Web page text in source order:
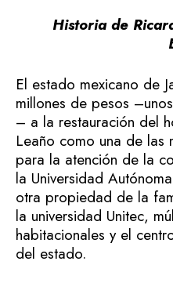
Historia de
El estado mexicano de
millones de pesos
– a la restauración del
Leaño como una de las
para la atención de la
la Universidad
otra propiedad de la
la universidad Unitec,
habitacionales y el
del estado.